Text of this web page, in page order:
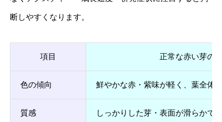
断しやすくなります。
項目 正常な赤い芽の
色の傾向 鮮やかな赤・紫味が軽く、葉全体
質感 しっかりした芽・表面が滑らかで